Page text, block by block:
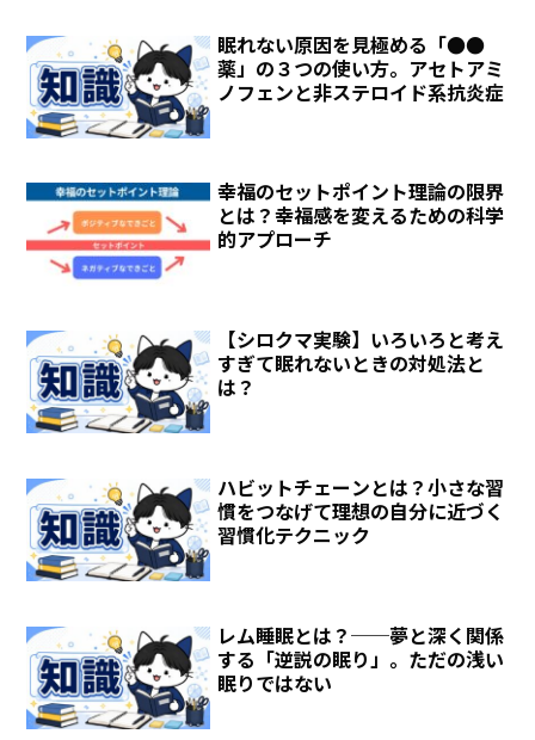
眠れない原因を見極める「●●
薬」の３つの使い方。アセトアミ
ノフェンと非ステロイド系抗炎症
幸福のセットポイント理論の限界
とは？幸福感を変えるための科学
的アプローチ
【シロクマ実験】いろいろと考え
すぎて眠れないときの対処法と
は？
ハビットチェーンとは？小さな習
慣をつなげて理想の自分に近づく
習慣化テクニック
レム睡眠とは？──夢と深く関係
する「逆説の眠り」。ただの浅い
眠りではない